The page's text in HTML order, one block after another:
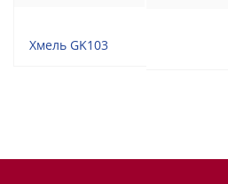
Хмель GK103